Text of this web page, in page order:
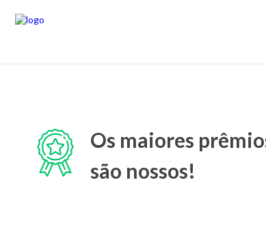
Os maiores
são nossos!